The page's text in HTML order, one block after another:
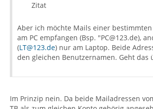
Zitat
Aber ich möchte Mails einer
am PC empfangen (Bsp. "PC@123.de),
(LT@123.de) nur am Laptop. Beide
den gleichen Benutzernamen. Geht das
Im Prinzip nein. Da beide Mailadressen